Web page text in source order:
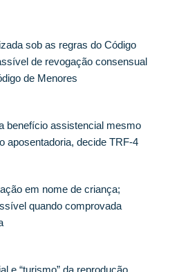
sob as regras do Código
de revogação consensual
de Menores
benefício assistencial mesmo
aposentadoria, decide TRF-4
em nome de criança;
quando comprovada
e “turismo” da reprodução